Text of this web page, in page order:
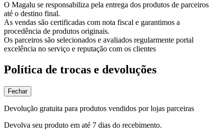
O Magalu se responsabiliza pela entrega dos produtos de parceiros
até o destino final.
As vendas são certificadas com nota fiscal e garantimos a
procedência de produtos originais.
Os parceiros são selecionados e avaliados regularmente portal
excelência no serviço e reputação com os clientes
Política de trocas e devoluções
Fechar
Devolução gratuita para produtos vendidos por lojas parceiras
Devolva seu produto em até 7 dias do recebimento.